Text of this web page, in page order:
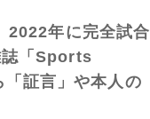
2022年に完全試合
誌「Sports
証言」や本人の